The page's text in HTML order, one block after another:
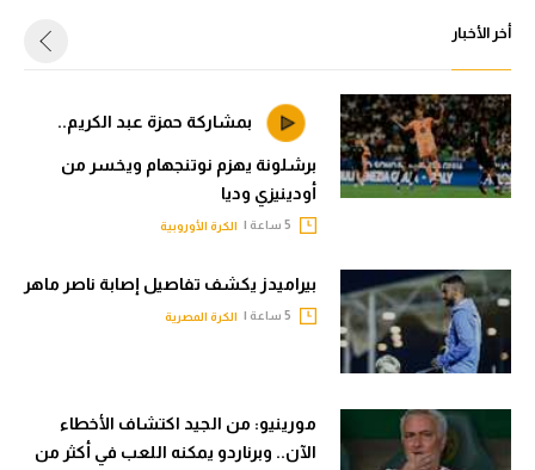
أخر الأخبار
بمشاركة حمزة عبد الكريم..
برشلونة يهزم نوتنجهام ويخسر من
أودينيزي وديا
الكرة الأوروبية
بيراميدز يكشف تفاصيل إصابة ناصر ماهر
الكرة المصرية
مورينيو: من الجيد اكتشاف الأخطاء
الآن.. وبرناردو يمكنه اللعب في أكثر من